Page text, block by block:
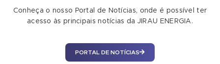
Conheça o nosso Portal de Notícias, onde é possível ter
acesso às principais notícias da JIRAU ENERGIA.
PORTAL DE NOTÍCIAS